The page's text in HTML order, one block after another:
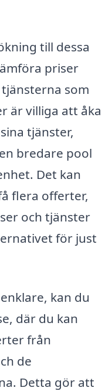
till dessa
priser
som
är villiga att åka
tjänster,
bredare pool
Det kan
flera offerter,
och tjänster
för just
kan du
där du kan
från
de
Detta gör att